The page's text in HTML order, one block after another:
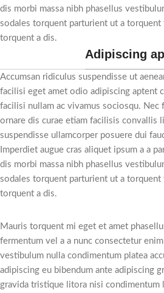
dis morbi massa nibh phasellus
sodales torquent parturient ut a
torquent a dis.
Adipiscing
Accumsan ridiculus suspendisse ut
facilisi eget amet odio adipiscing aptent
facilisi nullam ac vivamus sociosqu. Nec
ornare dis curae etiam facilisis convallis
suspendisse ullamcorper posuere dui
Imperdiet augue cras aliquet ipsum a a
dis morbi massa nibh phasellus
sodales torquent parturient ut a
torquent a dis.
Mauris torquent mi eget et amet
fermentum vel a a nunc consectetur
vestibulum nulla condimentum platea
adipiscing eu bibendum ante adipiscing
gravida tristique litora nisi condimentum